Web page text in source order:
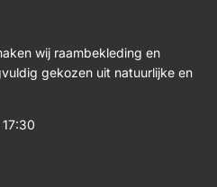
wij raambekleding en
gekozen uit natuurlijke en